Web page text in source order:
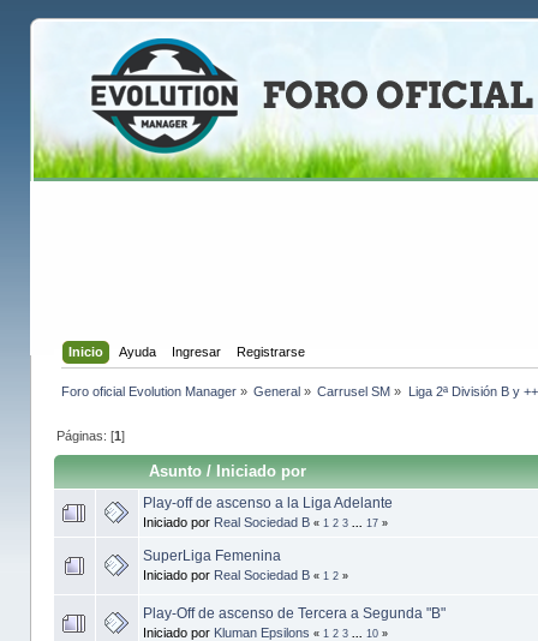
Inicio Ayuda Ingresar Registrarse
Foro oficial Evolution Manager» General » Carrusel SM » Liga 2ª División B y
Páginas: [1]
Asunto/ Iniciado por
Play-off de ascenso a la Liga Adelante
Iniciado por Real Sociedad B « 1 2 3 17»
SuperLiga Femenina
Iniciado por Real Sociedad B « 1 2»
Play-Off de ascenso de Tercera a Segunda "B"
Iniciado por Kluman Epsilons « 1 2 3 10»